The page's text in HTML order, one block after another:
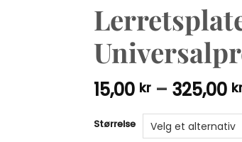
15,00 kr – 325,00
Størrelse
Alternative: